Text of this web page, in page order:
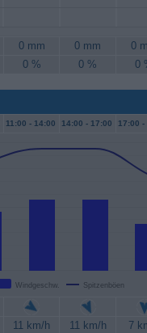
0 mm 0 mm
0
0 % 0 % 0
11:00 - 14:00 14:00 - 17:00 17:00 -
Windgeschw. Spitzenböen
11 km/h 11 km/h
7